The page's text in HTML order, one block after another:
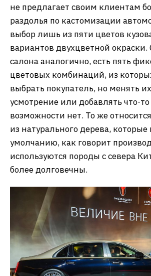
не предлагает своим клиентам
раздолья по кастомизации
выбор лишь из пяти цветов
вариантов двухцветной
салона аналогично, есть пять
цветовых комбинаций, из
выбрать покупатель, но менять
усмотрение или добавлять что-
возможности нет. То же
из натурального дерева, которые
умолчанию, как говорит
используются породы с севера
более долговечны.